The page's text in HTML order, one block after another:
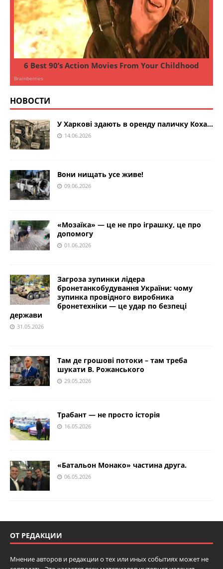
НОВОСТИ
У Харкові здають в оренду паличку Коха…
14.06.2026
Вони нищать усе живе!
09.06.2026
«Мозаїка» — це не про іграшку, це про
допомогу
01.06.2026
Загроза зупинки лідера
бронетанкобудування України: чому
зупинка провідного виробника
бронетехніки — це удар по безпеці
держави
31.05.2026
Там де грошові потоки – там треба
шукати В. Рожанського
29.05.2026
Трабант — не просто історія
16.05.2026
«Батальон Монако» частина друга.
06.05.2026
ОТ РЕДАКЦИИ
Мнение авторов и редакции о тех или иных событиях может не